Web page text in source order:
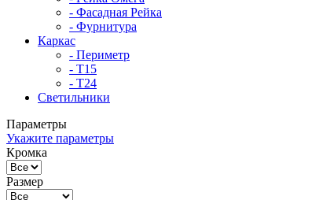
- Фасадная Рейка
- Фурнитура
Каркас
- Периметр
- Т15
- Т24
Светильники
Параметры
Укажите параметры
Кромка
Размер